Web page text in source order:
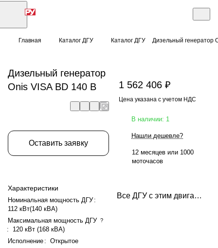
Главная Каталог ДГУ Каталог ДГУ Дизельный генератор
Дизельный генератор
Onis VISA BD 140 B
Оставить заявку
Характеристики
Номинальная мощность ДГУ :
112 кВт(140 кВА)
Максимальная мощность ДГУ ?
:
120 кВт (168 кВА)
Исполнение : Открытое
1 562 406 ₽
Цена указана с учетом НДС
В наличии: 1
Нашли дешевле?
12 месяцев или 1000
моточасов
Все ДГУ с этим двигателем